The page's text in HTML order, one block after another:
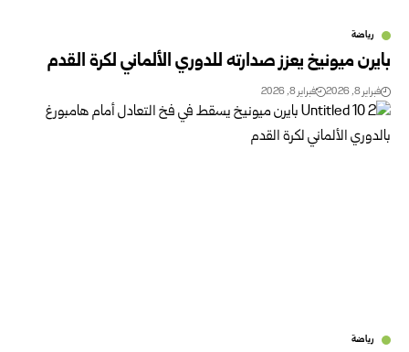
رياضة
بايرن ميونيخ يعزز صدارته للدوري الألماني لكرة القدم
فبراير 8, 2026 فبراير 8, 2026
رياضة